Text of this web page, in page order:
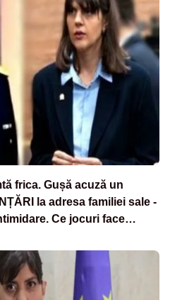
frica. Gușă acuză un
la adresa familiei sale -
Ce jocuri face